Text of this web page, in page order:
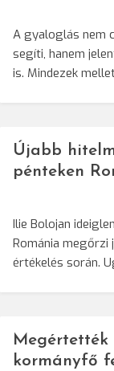
A gyaloglás nem
segíti, hanem
is. Mindezek
Újabb
pénteken
Ilie Bolojan
Románia
értékelés során.
Megértették
kormányfő